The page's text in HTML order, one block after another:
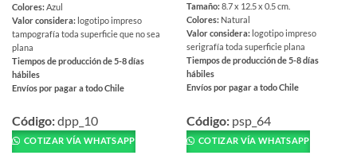
Colores:Azul
Valor considera: logotipo impreso
tampografía toda superficie que no sea
plana
Tiempos de producción de 5-8 días
hábiles
Envíos por pagar a todo Chile
producto
tiene
múltiples
Código:dpp_10
COTIZAR VÍA WHATSAPP
Tamaño:8.7 x 12.5 x 0.5 cm.
Colores: Natural
Valor considera: logotipo impreso
serigrafía toda superficie plana
Tiempos de producción de 5-8 días
hábiles
Envíos por pagar a todo Chile
producto
tiene
múltiples
Código: psp_64
COTIZAR VÍA WHATSAPP